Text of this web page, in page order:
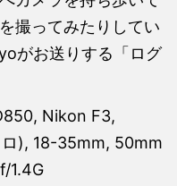
撮ってみたりしてい
がお送りする「ログ
Nikon F3,
), 18-35mm, 50mm
1.4G